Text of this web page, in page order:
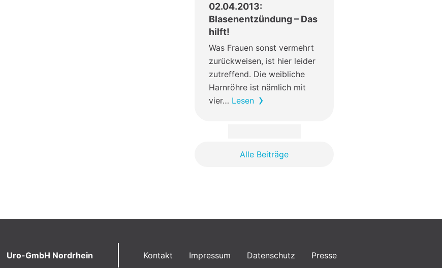
02.04.2013:
Blasenentzündung – Das
hilft!
Was Frauen sonst vermehrt
zurückweisen, ist hier leider
zutreffend. Die weibliche
Harnröhre ist nämlich mit
vier… Lesen
Alle Beiträge
Uro-GmbH Nordrhein Kontakt Impressum Datenschutz Presse